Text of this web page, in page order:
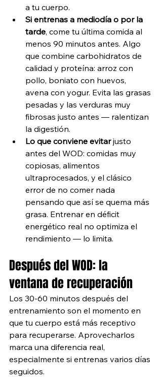
a tu cuerpo.
Si entrenas a mediodía o por la
tarde, come tu última comida al
menos 90 minutos antes. Algo
que combine carbohidratos de
calidad y proteína: arroz con
pollo, boniato con huevos,
avena con yogur. Evita las grasas
pesadas y las verduras muy
fibrosas justo antes — ralentizan
la digestión.
Lo que conviene evitar justo
antes del WOD: comidas muy
copiosas, alimentos
ultraprocesados, y el clásico
error de no comer nada
pensando que así se quema más
grasa. Entrenar en déficit
energético real no optimiza el
rendimiento — lo limita.
Después del WOD: la
ventana de recuperación
Los 30-60 minutos después del
entrenamiento son el momento en
que tu cuerpo está más receptivo
para recuperarse. Aprovecharlos
marca una diferencia real,
especialmente si entrenas varios días
seguidos.